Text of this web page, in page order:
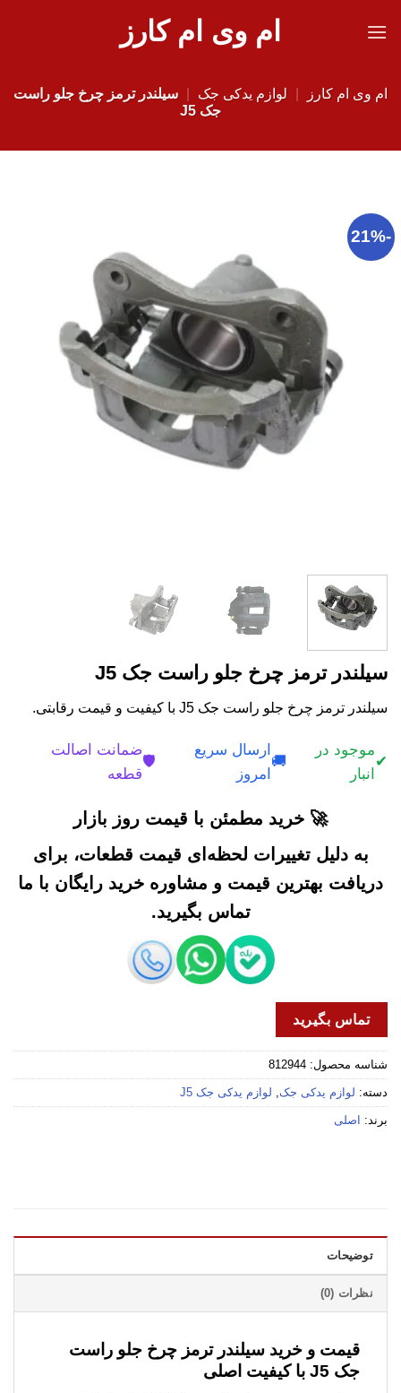
ام وی ام کارز
ام وی ام کارز لوازم یدکی جک
سیلندر ترمز چرخ جلو راست
جک J5
-21%
سیلندر ترمز چرخ جلو راست جک J5
سیلندر ترمز چرخ جلو راست جک J5 با کیفیت و قیمت رقابتی.
✔
موجود در
انبار
🚚
ارسال سریع
امروز
🛡️
ضمانت اصالت
قطعه
🚀 خرید مطمئن با قیمت روز بازار
به دلیل تغییرات لحظه‌ای قیمت قطعات، برای
دریافت بهترین قیمت و مشاوره خرید رایگان با ما
تماس بگیرید.
تماس بگیرید
شناسه محصول: 812944
دسته: لوازم یدکی جک, لوازم یدکی جک J5
برند: اصلی
توضیحات
نظرات (0)
قیمت و خرید سیلندر ترمز چرخ جلو راست
جک J5 با کیفیت اصلی